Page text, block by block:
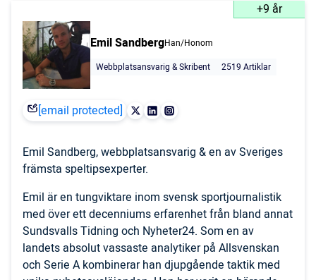
+9 år
Emil SandbergHan/Honom
Webbplatsansvarig & Skribent
2519 Artiklar
[email protected]
Emil Sandberg, webbplatsansvarig & en av Sveriges
främsta speltipsexperter.
Emil är en tungviktare inom svensk sportjournalistik
med över ett decenniums erfarenhet från bland annat
Sundsvalls Tidning och Nyheter24. Som en av
landets absolut vassaste analytiker på Allsvenskan
och Serie A kombinerar han djupgående taktik med